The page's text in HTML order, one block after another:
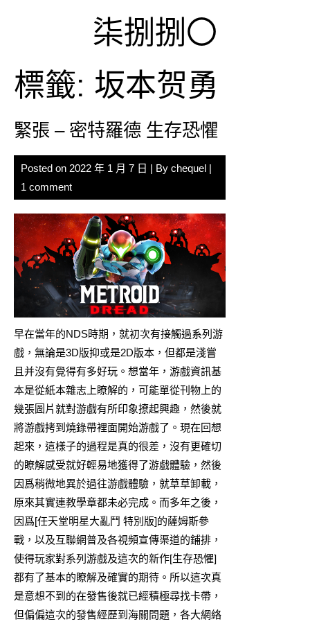
柒捌捌〇
標籤: 坂本贺勇
緊張 – 密特羅德 生存恐懼
Posted on 2022 年 1 月 7 日 | By chequel |
1 comment
早在當年的NDS時期，就初次有接觸過系列游
戲，無論是3D版抑或是2D版本，但都是淺嘗
且并沒有覺得有多好玩。想當年，游戲資訊基
本是從紙本雜志上瞭解的，可能單從刊物上的
幾張圖片就對游戲有所印象撩起興趣，然後就
將游戲拷到燒錄帶裡面開始游戲了。現在回想
起來，這樣子的過程是真的很差，沒有更確切
的瞭解感受就好輕易地獲得了游戲體驗，然後
因爲稍微地異於過往游戲體驗，就草草卸載，
原來其實連教學章都未必完成。而多年之後，
因爲[任天堂明星大亂鬥 特別版]的薩姆斯參
戰，以及互聯網普及各視頻宣傳渠道的鋪排，
使得玩家對系列游戲及這次的新作[生存恐懼]
都有了基本的瞭解及確實的期待。所以這次真
是意想不到的在發售後就已經積極尋找卡帶，
但偏偏這次的發售經歷到海關問題，各大網絡